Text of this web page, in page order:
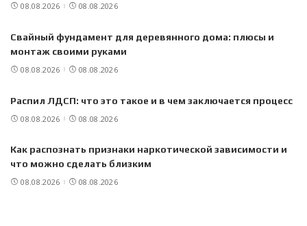
08.08.2026 08.08.2026
Свайный фундамент для деревянного дома: плюсы и
монтаж своими руками
08.08.2026 08.08.2026
Распил ЛДСП: что это такое и в чем заключается процесс
08.08.2026 08.08.2026
Как распознать признаки наркотической зависимости и
что можно сделать близким
08.08.2026 08.08.2026